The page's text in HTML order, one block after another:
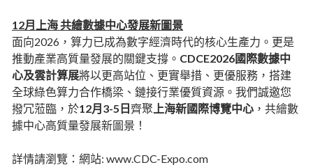
12月上海 共繪數據中心發展新圖景
面向2026，算力已成為數字經濟時代的核心生產力。更是
推動產業高質量發展的關鍵支撐。 CDCE2026國際數據中
心及雲計算展將以更高站位、更實舉措、更優服務，搭建
全球綠色算力合作橋梁、鏈接行業優質資源。我們誠邀您
撥冗蒞臨，於12月3-5日 齊聚 上海新國際博覽中心 ，共繪數
據中心高質量發展新圖景！
詳情請瀏覽：網站: www.CDC-Expo.com